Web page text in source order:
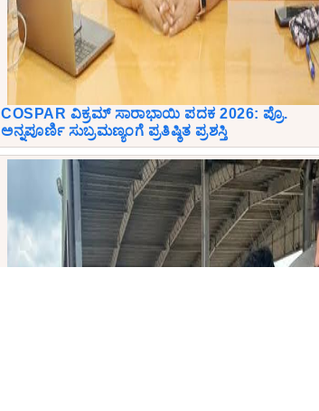
COSPAR ವಿಕ್ರಮ್ ಸಾರಾಭಾಯಿ ಪದಕ 2026: ಪ್ರೊ.
ಅನ್ನಪೂರ್ಣಿ ಸುಬ್ರಮಣ್ಯಂಗೆ ಪ್ರತಿಷ್ಠಿತ ಪ್ರಶಸ್ತಿ